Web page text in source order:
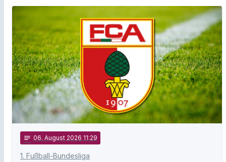
notes 06. August 2026 11:29
1. Fußball-Bundesliga